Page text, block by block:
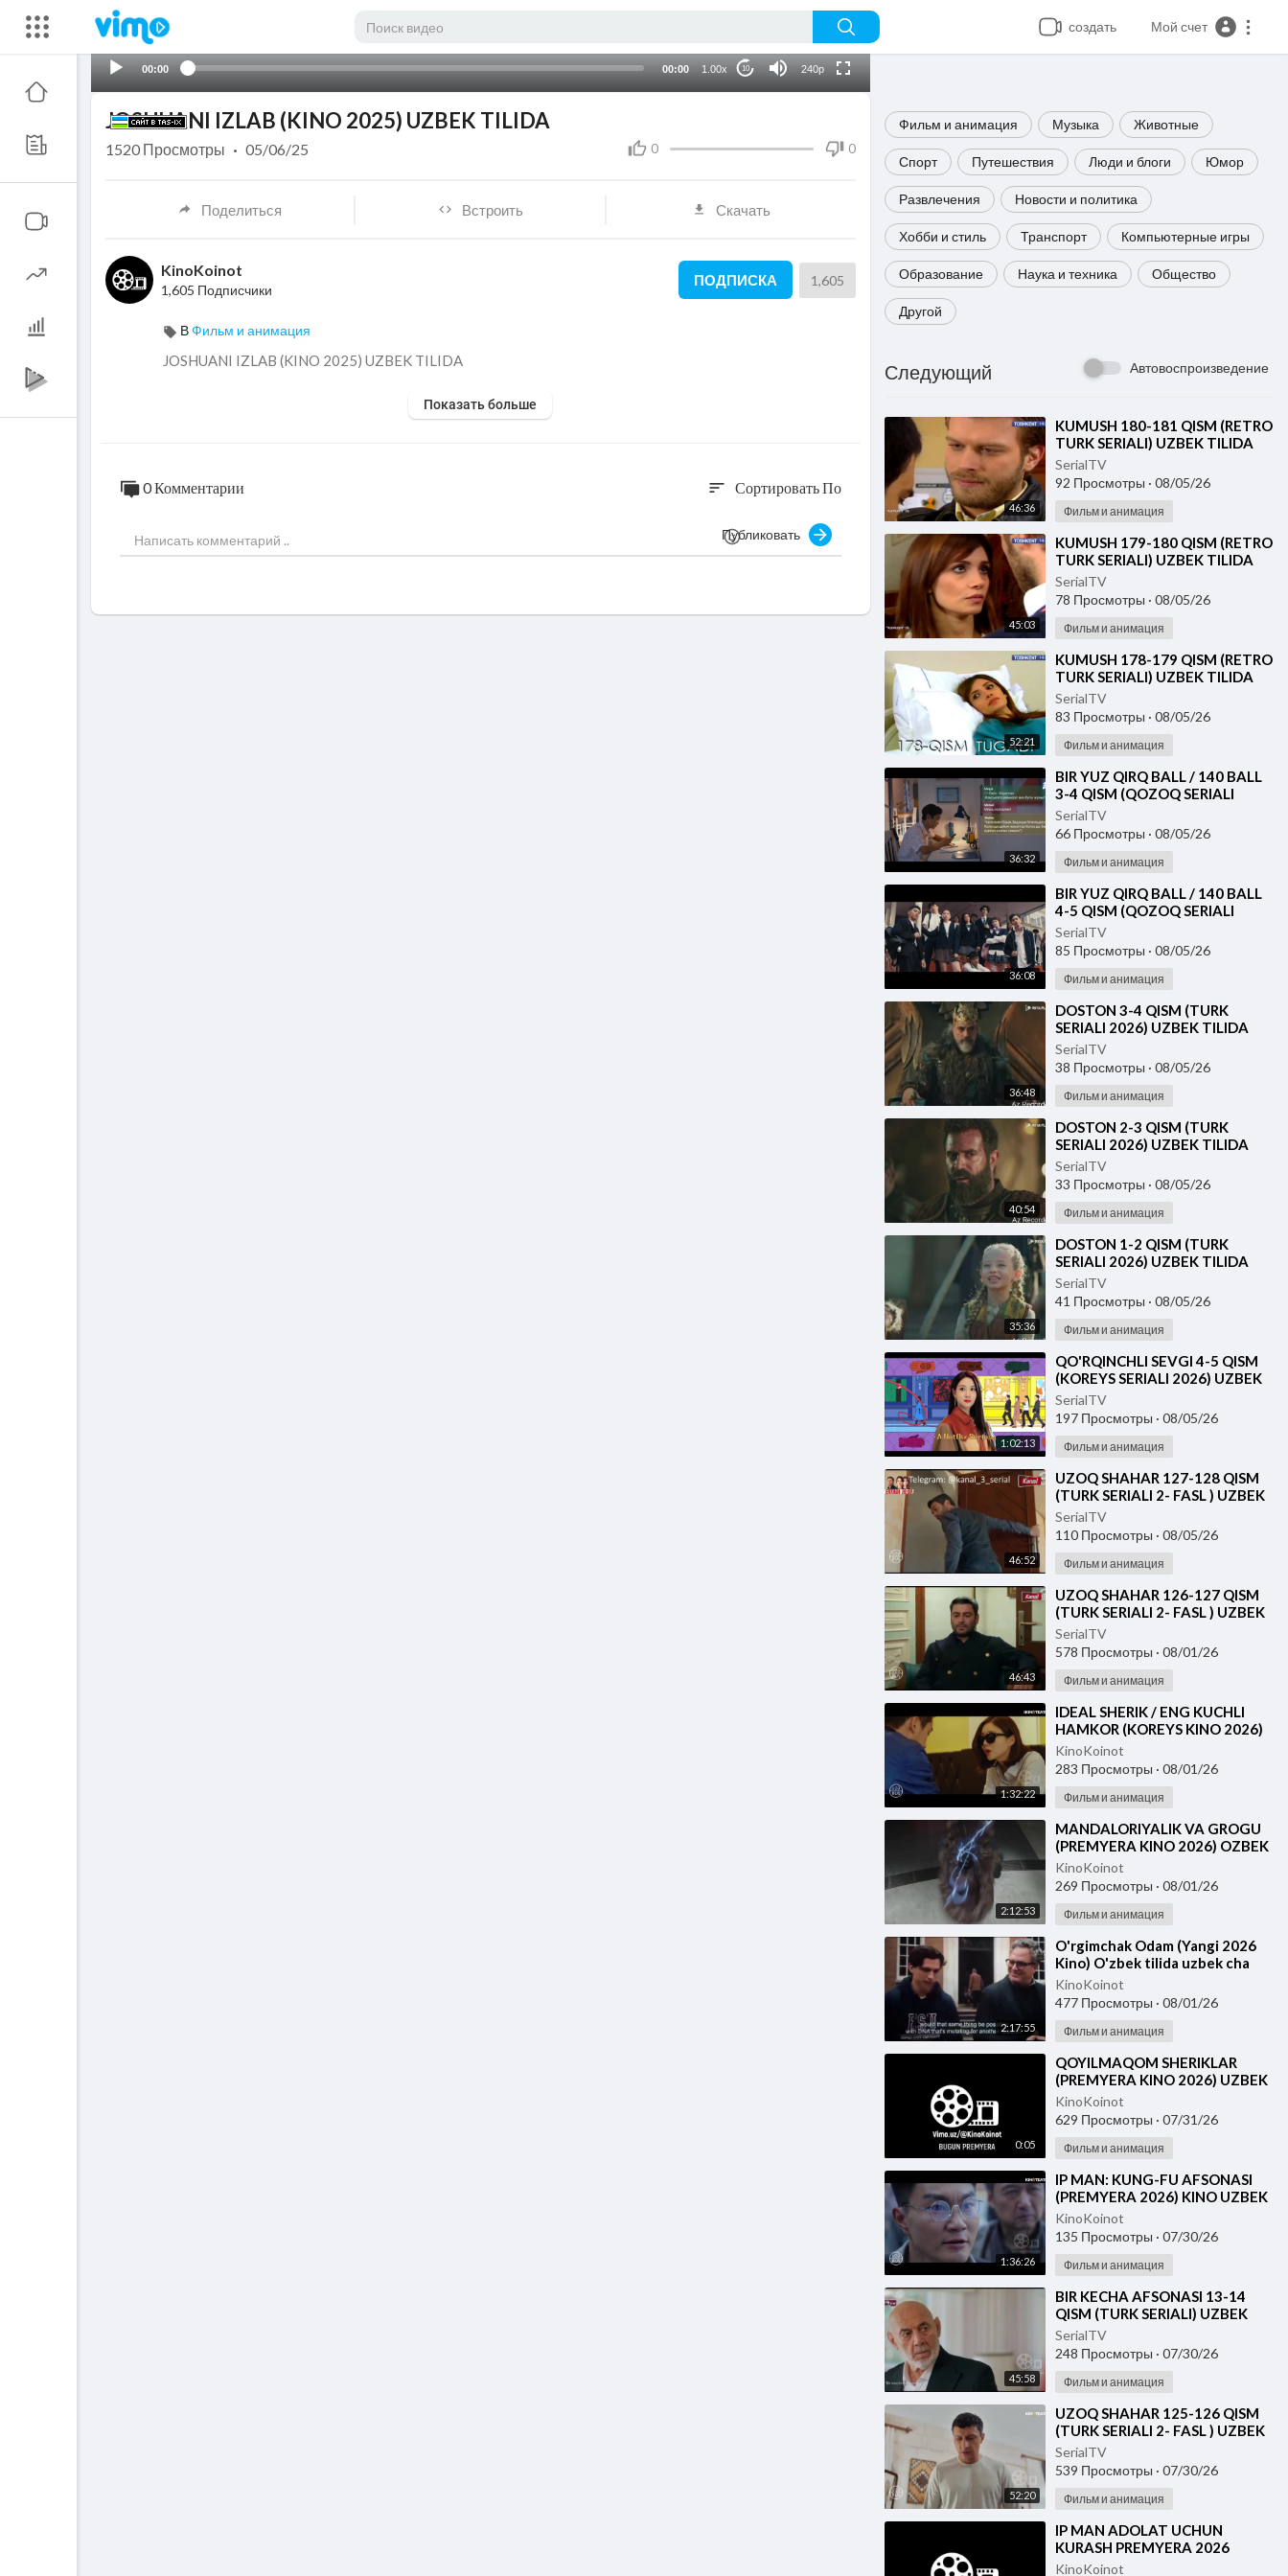
создать Мой счет
00:00 00:00 1.00x 10 240p
Фильм и анимация Музыка Животные
Спорт Путешествия Люди и блоги Юмор
Развлечения Новости и политика
Хобби и стиль Транспорт Компьютерные игры
Образование Наука и техника Общество
Другой
Следующий Автовоспроизведение
46:36
⁣KUMUSH 180-181 QISM (RETRO
TURK SERIALI) UZBEK TILIDA
SerialTV
92 Просмотры · 08/05/26
Фильм и анимация
45:03
⁣KUMUSH 179-180 QISM (RETRO
TURK SERIALI) UZBEK TILIDA
SerialTV
78 Просмотры · 08/05/26
Фильм и анимация
52:21
⁣KUMUSH 178-179 QISM (RETRO
TURK SERIALI) UZBEK TILIDA
SerialTV
83 Просмотры · 08/05/26
Фильм и анимация
36:32
⁣⁣BIR YUZ QIRQ BALL / 140 BALL
3-4 QISM (QOZOQ SERIALI
2026) UZBEK TILIDA
SerialTV
66 Просмотры · 08/05/26
Фильм и анимация
36:08
⁣⁣BIR YUZ QIRQ BALL / 140 BALL
4-5 QISM (QOZOQ SERIALI
2026) UZBEK TILIDA
SerialTV
85 Просмотры · 08/05/26
Фильм и анимация
36:48
⁣DOSTON 3-4 QISM (TURK
SERIALI 2026) UZBEK TILIDA
SerialTV
38 Просмотры · 08/05/26
Фильм и анимация
40:54
⁣DOSTON 2-3 QISM (TURK
SERIALI 2026) UZBEK TILIDA
SerialTV
33 Просмотры · 08/05/26
Фильм и анимация
35:36
⁣DOSTON 1-2 QISM (TURK
SERIALI 2026) UZBEK TILIDA
SerialTV
41 Просмотры · 08/05/26
Фильм и анимация
1:02:13
⁣⁣QO'RQINCHLI SEVGI 4-5 QISM
(KOREYS SERIALI 2026) UZBEK
TILIDA
SerialTV
197 Просмотры · 08/05/26
Фильм и анимация
46:52
⁣UZOQ SHAHAR 127-128 QISM
(TURK SERIALI 2- FASL ) UZBEK
TILIDA
SerialTV
110 Просмотры · 08/05/26
Фильм и анимация
46:43
⁣UZOQ SHAHAR 126-127 QISM
(TURK SERIALI 2- FASL ) UZBEK
TILIDA
SerialTV
578 Просмотры · 08/01/26
Фильм и анимация
1:32:22
⁣IDEAL SHERIK / ENG KUCHLI
HAMKOR (KOREYS KINO 2026)
UZBEK TILIDA
KinoKoinot
283 Просмотры · 08/01/26
Фильм и анимация
2:12:53
⁣MANDALORIYALIK VA GROGU
(PREMYERA KINO 2026) OZBEK
TILIDA
KinoKoinot
269 Просмотры · 08/01/26
Фильм и анимация
2:17:55
⁣O'rgimchak Odam (Yangi 2026
Kino) O'zbek tilida uzbek cha
KinoKoinot
477 Просмотры · 08/01/26
Фильм и анимация
0:05
⁣QOYILMAQOM SHERIKLAR
(PREMYERA KINO 2026) UZBEK
TILIDA
KinoKoinot
629 Просмотры · 07/31/26
Фильм и анимация
1:36:26
⁣IP MAN: KUNG-FU AFSONASI
(PREMYERA 2026) KINO UZBEK
TILIDA - SKACHAT
KinoKoinot
135 Просмотры · 07/30/26
Фильм и анимация
45:58
⁣BIR KECHA AFSONASI 13-14
QISM (TURK SERIALI) UZBEK
TILIDA
SerialTV
248 Просмотры · 07/30/26
Фильм и анимация
52:20
⁣UZOQ SHAHAR 125-126 QISM
(TURK SERIALI 2- FASL ) UZBEK
TILIDA
SerialTV
539 Просмотры · 07/30/26
Фильм и анимация
⁣IP MAN ADOLAT UCHUN
KURASH PREMYERA 2026
UZBEK TILIDA
KinoKoinot
JOSHUANI IZLAB (KINO 2025) UZBEK TILIDA
0 0
1520 Просмотры · 05/06/25
Поделиться Встроить Скачать
KinoKoinot
1,605 Подписчики
ПОДПИСКА 1,605
ВФильм и анимация
⁣JOSHUANI IZLAB (KINO 2025) UZBEK TILIDA
Показать больше
0 Комментарии sort Сортировать По
Публиковать